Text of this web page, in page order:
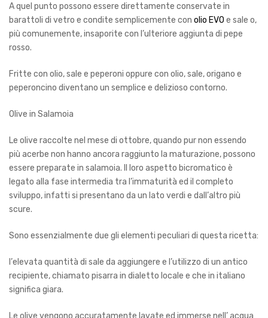
A quel punto possono essere direttamente conservate in
barattoli di vetro e condite semplicemente con olio EVO e sale o,
più comunemente, insaporite con l ’ulteriore aggiunta di pepe
rosso.
Fritte con olio, sale e peperoni oppure con olio, sale, origano e
peperoncino diventano un semplice e delizioso contorno.
Olive in Salamoia
Le olive raccolte nel mese di ottobre, quando pur non essendo
più acerbe non hanno ancora raggiunto la maturazione, possono
essere preparate in salamoia. Il loro aspetto bicromatico è
legato alla fase intermedia tra l’immaturità ed il completo
sviluppo, infatti si presentano da un lato verdi e dall ’altro più
scure.
Sono essenzialmente due gli elementi peculiari di questa ricetta:
’elevata quantità di sale da aggiungere e l ’utilizzo di un antico
recipiente, chiamato pisarra in dialetto locale e che in italiano
significa giara.
Le olive vengono accuratamente lavate ed immerse nell’ acqua